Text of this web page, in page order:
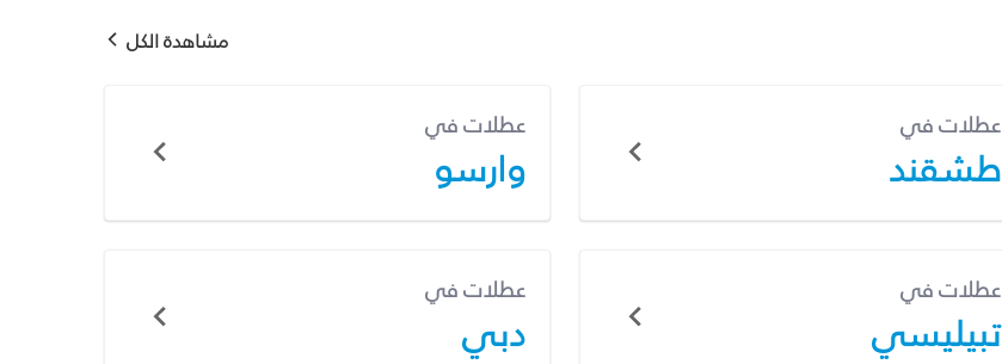
مشاهدة الكل
عطلات في
طشقند
عطلات في
وارسو
عطلات في
تبيليسي
عطلات في
دبي